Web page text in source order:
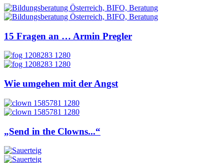
15 Fragen an … Armin Pregler
Wie umgehen mit der Angst
„Send in the Clowns...“